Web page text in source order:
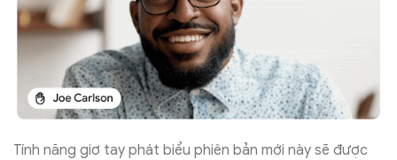
Tính năng giơ tay phát biểu phiên bản mới này sẽ được